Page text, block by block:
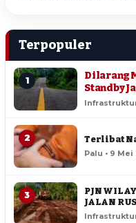
Terpopuler
1
Dilarang
Standby
Infrastruktur
2 Terlibat
Palu • 9
3
PJN
JALAN
Infrastruktur